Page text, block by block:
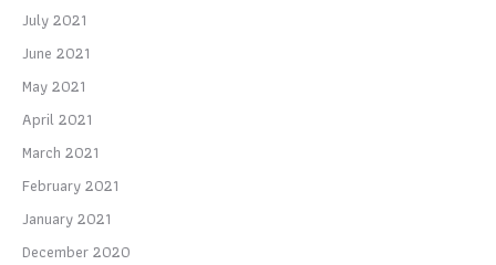
July 2021
June 2021
May 2021
April 2021
March 2021
February 2021
January 2021
December 2020